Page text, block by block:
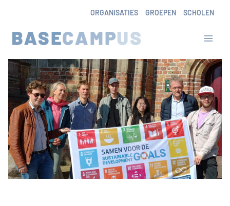
content
ORGANISATIES GROEPEN SCHOLEN